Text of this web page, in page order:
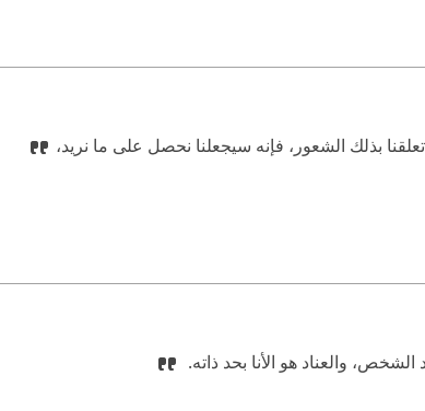
بذلك الشعور، فإنه سيجعلنا نحصل على ما نريد،
والعناد هو الأنا بحد ذاته.